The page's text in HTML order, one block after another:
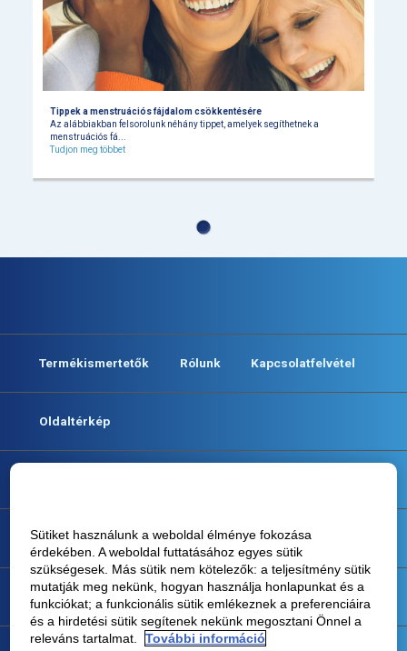
Tippek a menstruációs fájdalom csökkentésére
Az alábbiakban felsorolunk néhány tippet, amelyek segíthetnek a
menstruációs fá
Tudjon meg többet
Termékismertetők Rólunk Kapcsolatfelvétel
Oldaltérkép
Felhasználási féltetelek
Adatvédelmi nyilatkozat
Sütiket használunk a weboldal élménye fokozása
érdekében. A weboldal futtatásához egyes sütik
szükségesek. Más sütik nem kötelezők: a teljesítmény sütik
mutatják meg nekünk, hogyan használja honlapunkat és a
funkciókat; a funkcionális sütik emlékeznek a preferenciáira
és a hirdetési sütik segítenek nekünk megosztani Önnel a
releváns tartalmat.
További információ